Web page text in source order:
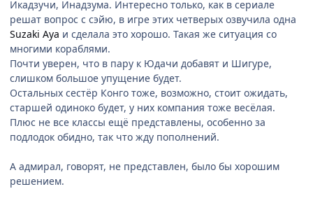
Икадзучи, Инадзума. Интересно только, как в сериале
решат вопрос с сэйю, в игре этих четверых озвучила одна
Suzaki Aya и сделала это хорошо. Такая же ситуация со
многими кораблями.
Почти уверен, что в пару к Юдачи добавят и Шигуре,
слишком большое упущение будет.
Остальных сестёр Конго тоже, возможно, стоит ожидать,
старшей одиноко будет, у них компания тоже весёлая.
Плюс не все классы ещё представлены, особенно за
подлодок обидно, так что жду пополнений.
А адмирал, говорят, не представлен, было бы хорошим
решением.